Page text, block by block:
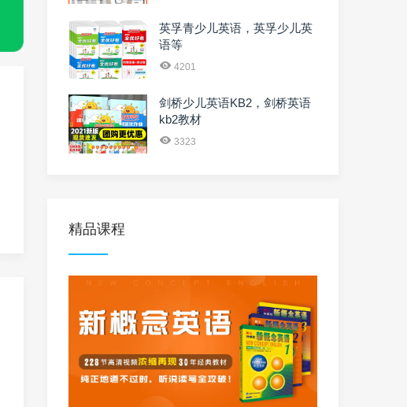
英孚青少儿英语，英孚少儿英
语等
4201
剑桥少儿英语KB2，剑桥英语
kb2教材
3323
精品课程